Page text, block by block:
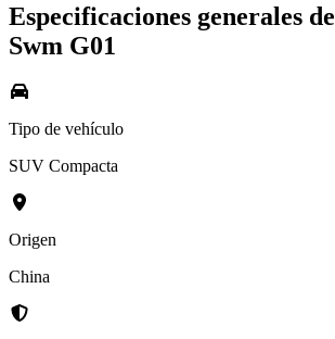
Especificaciones generales de
Swm G01
Tipo de vehículo
SUV Compacta
Origen
China